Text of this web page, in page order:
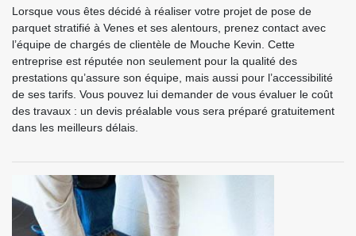
Lorsque vous êtes décidé à réaliser votre projet de pose de
parquet stratifié à Venes et ses alentours, prenez contact avec
l’équipe de chargés de clientèle de Mouche Kevin. Cette
entreprise est réputée non seulement pour la qualité des
prestations qu’assure son équipe, mais aussi pour l’accessibilité
de ses tarifs. Vous pouvez lui demander de vous évaluer le coût
des travaux : un devis préalable vous sera préparé gratuitement
dans les meilleurs délais.